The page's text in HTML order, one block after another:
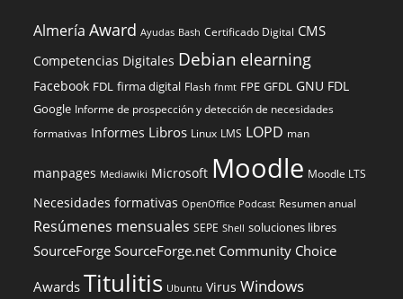
Almería Award Ayudas Bash Certificado Digital CMS
Competencias Digitales Debian elearning
Facebook FDL firma digital Flash fnmt FPE GFDL GNU FDL
Google Informe de prospección y detección de necesidades
formativas Informes Libros Linux LMS LOPD man
manpages Mediawiki Microsoft Moodle Moodle LTS
Necesidades formativas OpenOffice Podcast Resumen anual
Resúmenes mensuales SEPE Shell soluciones libres
SourceForge SourceForge.net Community Choice
Awards Titulitis Ubuntu Virus Windows